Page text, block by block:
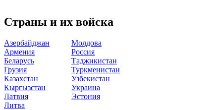
Страны и их войска
Азербайджан
Армения
Беларусь
Грузия
Казахстан
Кыргызстан
Латвия
Литва
Молдова
Россия
Таджикистан
Туркменистан
Узбекистан
Украина
Эстония